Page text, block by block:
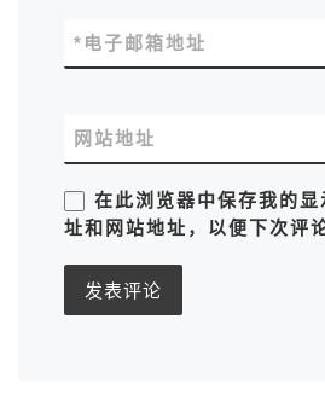
电子邮箱地址
*
网站地址
在此浏览器中保存我的
址和网站地址，以便下次评